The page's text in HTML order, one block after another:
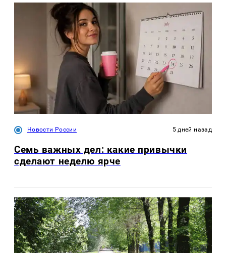
Новости России 5 дней назад
Семь важных дел: какие привычки
сделают неделю ярче